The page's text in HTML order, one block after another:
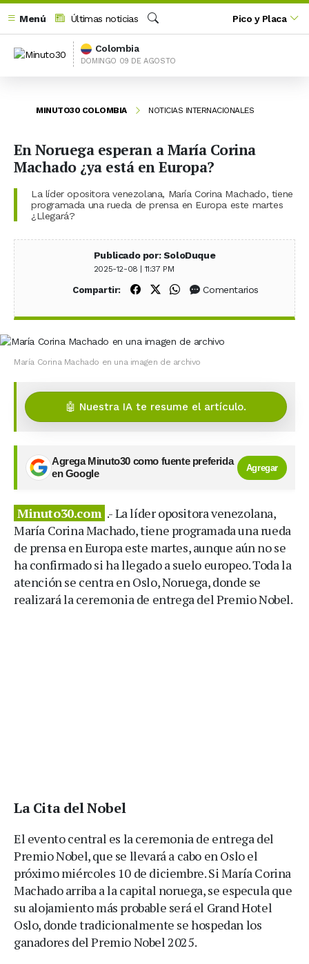
Menú
Últimas noticias
Buscar
Pico y Placa
Colombia
DOMINGO 09 DE AGOSTO
MINUTO30 COLOMBIA NOTICIAS INTERNACIONALES
En Noruega esperan a María Corina
Machado ¿ya está en Europa?
La líder opositora venezolana, María Corina Machado, tiene
programada una rueda de prensa en Europa este martes
¿Llegará?
Publicado por: SoloDuque
2025-12-08 | 11:37 PM
Compartir: Compartir en Facebook
Compartir en X (Twitter)
Compartir en WhatsApp
Comentarios
María Corina Machado en una imagen de archivo
🤖 Nuestra IA te resume el artículo.
Agrega Minuto30 como fuente preferida
en Google
Agregar
Minuto30.com .- La líder opositora venezolana,
María Corina Machado, tiene programada una rueda
de prensa en Europa este martes, aunque aún no se
ha confirmado si ha llegado a suelo europeo. Toda la
atención se centra en Oslo, Noruega, donde se
realizará la ceremonia de entrega del Premio Nobel.
La Cita del Nobel
El evento central es la ceremonia de entrega del
Premio Nobel, que se llevará a cabo en Oslo el
próximo miércoles 10 de diciembre. Si María Corina
Machado arriba a la capital noruega, se especula que
su alojamiento más probable será el Grand Hotel
Oslo, donde tradicionalmente se hospedan los
ganadores del Premio Nobel 2025.